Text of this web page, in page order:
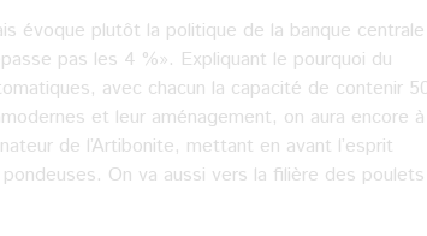
évoque plutôt la politique de la banque centrale
pas les 4 %». Expliquant le pourquoi du
avec chacun la capacité de contenir
et leur aménagement, on aura encore à
de l’Artibonite, mettant en avant l’esprit
On va aussi vers la filière des poulets